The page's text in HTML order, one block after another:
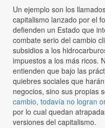
Un ejemplo son los
capitalismo lanzado por el
defienden un Estado que
combate serio del cambio
subsidios a los
impuestos a los más ricos.
entienden que bajo las
quiebres sociales que
negocios, sino sus propias
cambio, todavía no logran
por lo cual quedan
versiones del capitalismo.